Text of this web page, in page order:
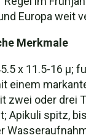
Europa weit
Merkmale
x 11.5-16 µ;
einem
zwei oder drei
Apikuli spitz,